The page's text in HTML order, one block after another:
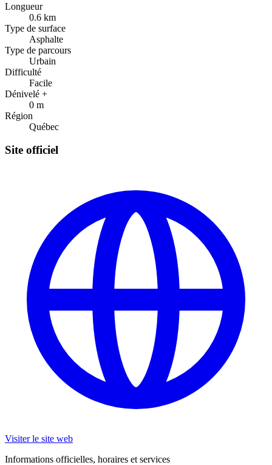
Longueur
0.6 km
Type de surface
Asphalte
Type de parcours
Urbain
Difficulté
Facile
Dénivelé +
0 m
Région
Québec
Site officiel
Visiter le site web
Informations officielles, horaires et services